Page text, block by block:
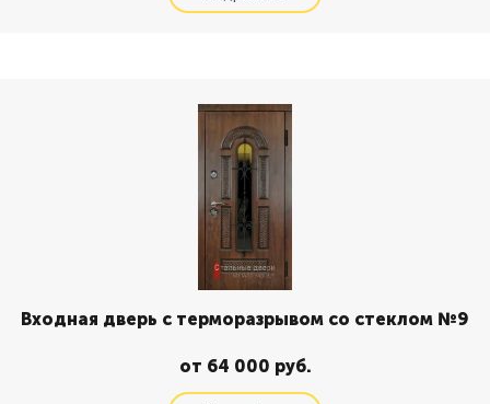
Входная дверь с терморазрывом со стеклом №9
от 64 000 руб.